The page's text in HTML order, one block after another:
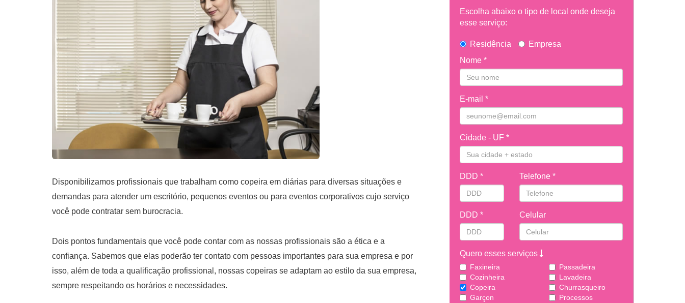
Disponibilizamos profissionais que trabalham como copeira em diárias para diversas situações e
demandas para atender um escritório, pequenos eventos ou para eventos corporativos cujo serviço
você pode contratar sem burocracia.
Dois pontos fundamentais que você pode contar com as nossas profissionais são a ética e a
confiança. Sabemos que elas poderão ter contato com pessoas importantes para sua empresa e por
isso, além de toda a qualificação profissional, nossas copeiras se adaptam ao estilo da sua empresa,
sempre respeitando os horários e necessidades.
Escolha abaixo o tipo de local onde deseja
esse serviço:
Residência
Empresa
Nome *
E-mail *
Cidade - UF *
DDD * Telefone *
DDD * Celular
Quero esses serviços
Faxineira
Passadeira
Cozinheira
Lavadeira
Copeira
Churrasqueiro
Garçon
Processos